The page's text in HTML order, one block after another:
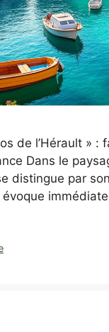
de l’Hérault »
Dans le
distingue par
évoque